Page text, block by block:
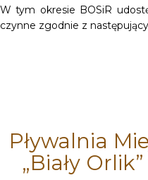
W tym okresie BOSiR
czynne zgodnie z
Pływalnia
„Biały